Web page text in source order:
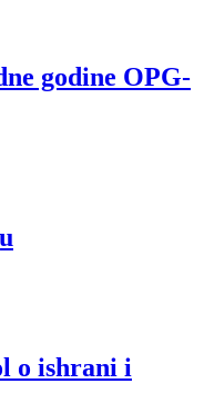
godine OPG-
o ishrani i